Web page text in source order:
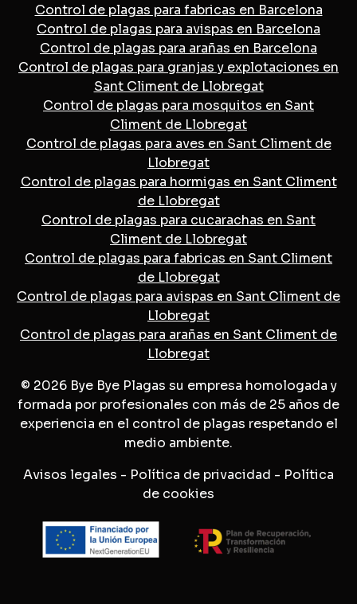
Control de plagas para fabricas en Barcelona
Control de plagas para avispas en Barcelona
Control de plagas para arañas en Barcelona
Control de plagas para granjas y explotaciones en
Sant Climent de Llobregat
Control de plagas para mosquitos en Sant
Climent de Llobregat
Control de plagas para aves en Sant Climent de
Llobregat
Control de plagas para hormigas en Sant Climent
de Llobregat
Control de plagas para cucarachas en Sant
Climent de Llobregat
Control de plagas para fabricas en Sant Climent
de Llobregat
Control de plagas para avispas en Sant Climent de
Llobregat
Control de plagas para arañas en Sant Climent de
Llobregat
© 2026 Bye Bye Plagas su empresa homologada y
formada por profesionales con más de 25 años de
experiencia en el control de plagas respetando el
medio ambiente.
Avisos legales - Política de privacidad - Política
de cookies